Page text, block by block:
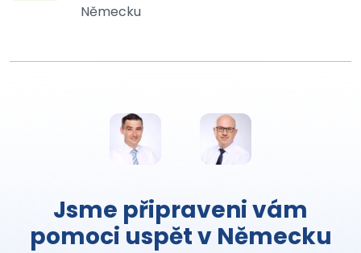
Německu
Jsme připraveni vám
pomoci uspět v Německu